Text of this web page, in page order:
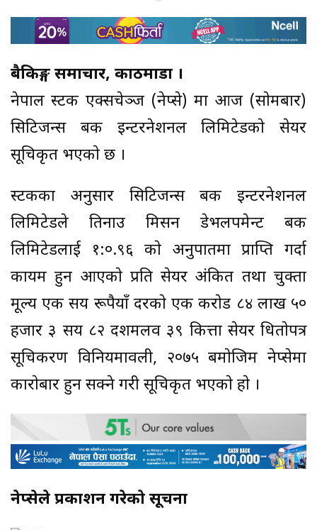
बैकिङ्ग समाचार, काठमाडौं ।
नेपाल स्टक एक्सचेञ्ज (नेप्से) मा आज (साेमबार)
सिटिजन्स बैंक इन्टरनेशनल लिमिटेडकाे सेयर
सूचिकृत भएकाे छ ।
स्टकका अनुसार सिटिजन्स बैंक इन्टरनेशनल
लिमिटेडले तिनाउ मिसन डेभलपमेन्ट बैंक
लिमिटेडलाई १:०.९६ काे अनुपातमा प्राप्ति गर्दा
कायम हुन आएकाे प्रति सेयर अंकित तथा चुक्ता
मूल्य एक सय रूपैयाँ दरकाे एक कराेड ८४ लाख ५०
हजार ३ सय ८२ दशमलव ३९ कित्ता सेयर धिताेपत्र
सूचिकरण विनियमावली, २०७५ बमाेजिम नेप्सेमा
काराेबार हुन सक्ने गरी सूचिकृत भएकाे हाे ।
नेप्सेले प्रकाशन गरेकाे सूचना